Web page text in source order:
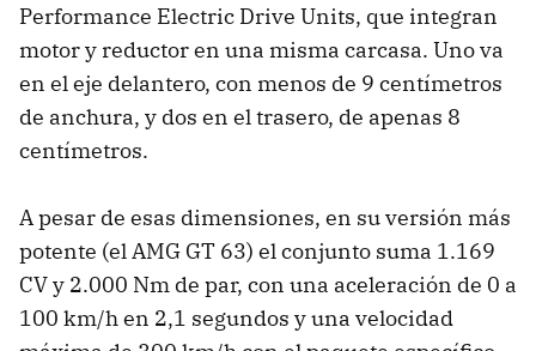
Performance Electric Drive Units, que integran
motor y reductor en una misma carcasa. Uno va
en el eje delantero, con menos de 9 centímetros
de anchura, y dos en el trasero, de apenas 8
centímetros.
A pesar de esas dimensiones, en su versión más
potente (el AMG GT 63) el conjunto suma 1.169
CV y 2.000 Nm de par, con una aceleración de 0 a
100 km/h en 2,1 segundos y una velocidad